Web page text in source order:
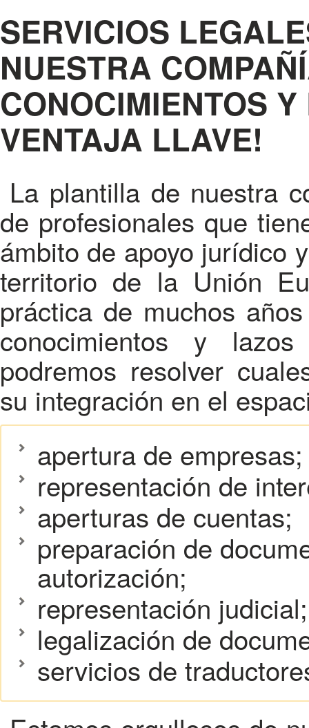
SERVICIOS
NUESTRA
CONOCIMIENTOS
VENTAJA LLAVE!
La plantilla de nuestra
de profesionales que
ámbito de apoyo jurídico
territorio de la Unión
práctica de muchos
conocimientos y
podremos resolver
su integración en el
apertura de empresas;
representación de
aperturas de cuentas;
preparación de
autorización;
representación judicial;
legalización de
servicios de